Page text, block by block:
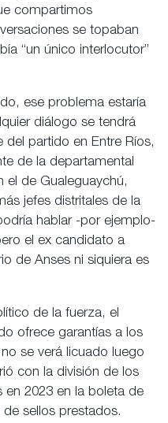
compartimos
se topaban
“un único interlocutor”
ese problema estaría
diálogo se tendrá
del partido en Entre Ríos,
de la departamental
el de Gualeguaychú,
jefes distritales de la
hablar -por ejemplo-
el ex candidato a
de Anses ni siquiera es
de la fuerza, el
ofrece garantías a los
se verá licuado luego
con la división de los
en 2023 en la boleta de
sellos prestados.